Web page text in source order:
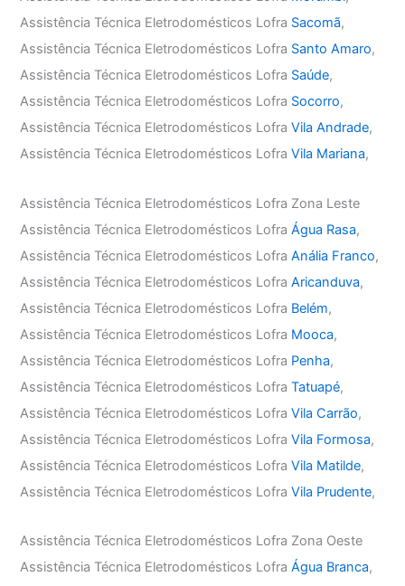
Assistência Técnica Eletrodomésticos Lofra Sacomã,
Assistência Técnica Eletrodomésticos Lofra Santo Amaro,
Assistência Técnica Eletrodomésticos Lofra Saúde,
Assistência Técnica Eletrodomésticos Lofra Socorro,
Assistência Técnica Eletrodomésticos LofraVila Andrade,
Assistência Técnica Eletrodomésticos LofraVila Mariana,
Assistência Técnica Eletrodomésticos Lofra Zona Leste
Assistência Técnica Eletrodomésticos LofraÁgua Rasa,
Assistência Técnica Eletrodomésticos LofraAnália Franco,
Assistência Técnica Eletrodomésticos LofraAricanduva,
Assistência Técnica Eletrodomésticos Lofra Belém,
Assistência Técnica Eletrodomésticos Lofra Mooca,
Assistência Técnica Eletrodomésticos Lofra Penha,
Assistência Técnica Eletrodomésticos LofraTatuapé,
Assistência Técnica Eletrodomésticos LofraVila Carrão,
Assistência Técnica Eletrodomésticos LofraVila Formosa,
Assistência Técnica Eletrodomésticos LofraVila Matilde,
Assistência Técnica Eletrodomésticos LofraVila Prudente,
Assistência Técnica Eletrodomésticos Lofra Zona Oeste
Assistência Técnica Eletrodomésticos LofraÁgua Branca,